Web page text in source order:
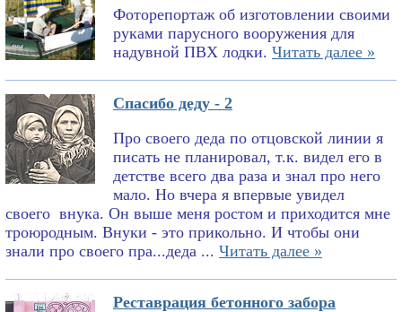
Фоторепортаж об изготовлении своими
руками парусного вооружения для
надувной ПВХ лодки. Читать далее »
Спасибо деду - 2
Про своего деда по отцовской линии я
писать не планировал, т.к. видел его в
детстве всего два раза и знал про него
мало. Но вчера я впервые увидел
своего внука. Он выше меня ростом и приходится мне
троюродным. Внуки - это прикольно. И чтобы они
знали про своего пра...деда ... Читать далее »
Реставрация бетонного забора